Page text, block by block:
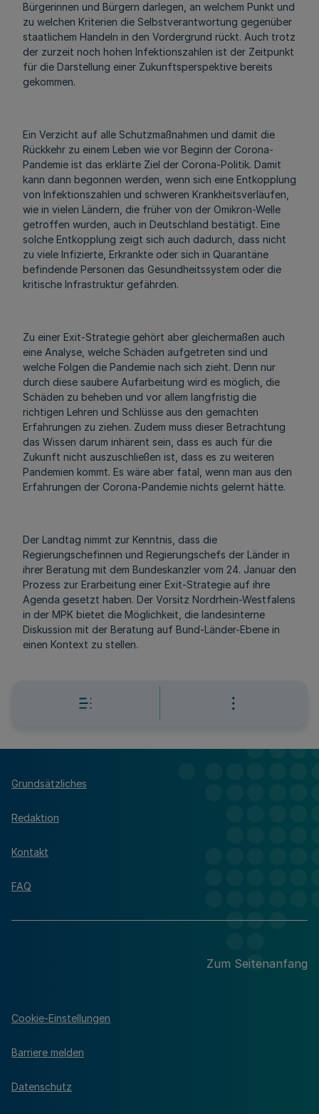
Bürgerinnen und Bürgern darlegen, an welchem Punkt und
zu welchen Kriterien die Selbstverantwortung gegenüber
staatlichem Handeln in den Vordergrund rückt. Auch trotz
der zurzeit noch hohen Infektionszahlen ist der Zeitpunkt
für die Darstellung einer Zukunftsperspektive bereits
gekommen.
Ein Verzicht auf alle Schutzmaßnahmen und damit die
Rückkehr zu einem Leben wie vor Beginn der Corona-
Pandemie ist das erklärte Ziel der Corona-Politik. Damit
kann dann begonnen werden, wenn sich eine Entkopplung
von Infektionszahlen und schweren Krankheitsverläufen,
wie in vielen Ländern, die früher von der Omikron-Welle
getroffen wurden, auch in Deutschland bestätigt. Eine
solche Entkopplung zeigt sich auch dadurch, dass nicht
zu viele Infizierte, Erkrankte oder sich in Quarantäne
befindende Personen das Gesundheitssystem oder die
kritische Infrastruktur gefährden.
Zu einer Exit-Strategie gehört aber gleichermaßen auch
eine Analyse, welche Schäden aufgetreten sind und
welche Folgen die Pandemie nach sich zieht. Denn nur
durch diese saubere Aufarbeitung wird es möglich, die
Schäden zu beheben und vor allem langfristig die
richtigen Lehren und Schlüsse aus den gemachten
Erfahrungen zu ziehen. Zudem muss dieser Betrachtung
das Wissen darum inhärent sein, dass es auch für die
Zukunft nicht auszuschließen ist, dass es zu weiteren
Pandemien kommt. Es wäre aber fatal, wenn man aus den
Erfahrungen der Corona-Pandemie nichts gelernt hätte.
Der Landtag nimmt zur Kenntnis, dass die
Regierungschefinnen und Regierungschefs der Länder in
ihrer Beratung mit dem Bundeskanzler vom 24. Januar den
Prozess zur Erarbeitung einer Exit-Strategie auf ihre
Agenda gesetzt haben. Der Vorsitz Nordrhein-Westfalens
in der MPK bietet die Möglichkeit, die landesinterne
Diskussion mit der Beratung auf Bund-Länder-Ebene in
einen Kontext zu stellen.
Grundsätzliches
Redaktion
Kontakt
FAQ
Zum Seitenanfang
Cookie-Einstellungen
Barriere melden
Datenschutz